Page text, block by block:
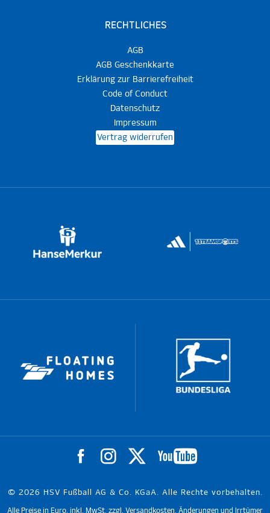
RECHTLICHES
AGB
AGB Geschenkkarte
Erklärung zur Barrierefreiheit
Code of Conduct
Datenschutz
Impressum
Vertrag widerrufen
© 2026 HSV Fußball AG & Co. KGaA. Alle Rechte vorbehalten.
Alle Preise in Euro, inkl. MwSt. zzgl. Versandkosten. Änderungen und Irrtümer